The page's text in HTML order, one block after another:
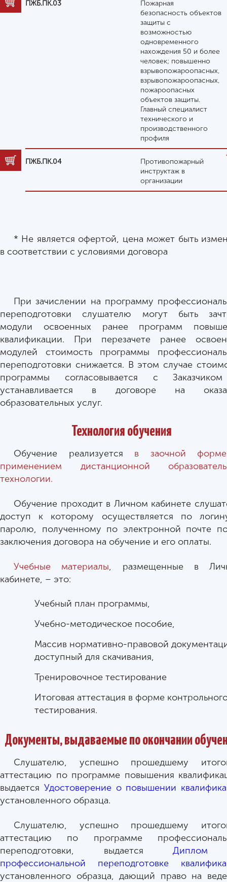
ПЖБ.ПК.03
Пожарная
безопасность объектов
защиты с
возможностью
одновременного
нахождения 50 и более
человек; повышенно
взрывопожароопасных,
взрывопожароопасных,
пожароопасных
объектов защиты.
Главный специалист
технического и
производственного
профиля
ПЖБ.ПК.04
Противопожарный
инструктаж в
организации
* Не является офертой, цена может быть
в соответствии с условиями договора
При зачислении на программу
переподготовки слушателю могут быть
модули освоенных ранее программ
квалификации. При перезачете ранее
модулей стоимость программы
переподготовки снижается. В этом случае
программы согласовывается с
устанавливается в договоре на
образовательных услуг.
Технология обучения
Обучение реализуется в заочной
применением дистанционной
технологии.
Обучение проходит в Личном кабинете
доступ к которому осуществляется по
паролю, полученному по электронной почте
заключения договора на обучение и его оплаты.
Учебные материалы, размещенные в
кабинете, – это:
Учебный план программы,
Учебно-методическое пособие,
Массив нормативно-правовой
доступный для скачивания,
Тренировочное тестирование
Итоговая аттестация в форме
тестирования.
Документы, выдаваемые по окончании
Слушателю, успешно прошедшему
аттестацию по программе повышения
выдается Удостоверение о повышении
установленного образца.
Слушателю, успешно прошедшему
аттестацию по программе
переподготовки, выдается
профессиональной переподготовке
установленного образца, дающий право на